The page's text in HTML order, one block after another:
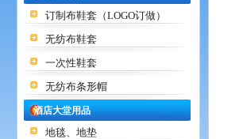
订制布鞋套（LOGO订做）
无纺布鞋套
一次性鞋套
无纺布条形帽
酒店大堂用品
地毯、地垫